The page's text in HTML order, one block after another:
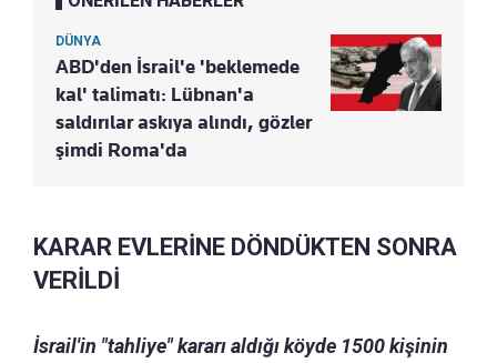
DÜNYA
ABD'den İsrail'e 'beklemede
kal' talimatı: Lübnan'a
saldırılar askıya alındı, gözler
şimdi Roma'da
KARAR EVLERİNE DÖNDÜKTEN SONRA
VERİLDİ
İsrail'in "tahliye" kararı aldığı köyde 1500 kişinin